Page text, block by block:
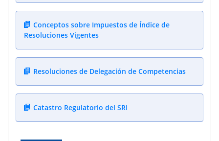
Conceptos sobre Impuestos de Índice de
Resoluciones Vigentes
Resoluciones de Delegación de Competencias
Catastro Regulatorio del SRI